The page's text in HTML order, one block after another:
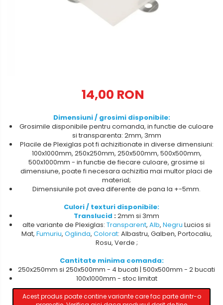
14,00 RON
Dimensiuni / grosimi disponibile:
Grosimile disponibile pentru comanda, in functie de culoare
si transparenta: 2mm, 3mm
Placile de Plexiglas pot fi achizitionate in diverse dimensiuni:
100x1000mm, 250x250mm, 250x500mm, 500x500mm,
500x1000mm - in functie de fiecare culoare, grosime si
dimensiune, poate fi necesara achizitia mai multor placi de
material;
Dimensiunile pot avea diferente de pana la +-5mm.
Culori / texturi disponibile:
Translucid :2mm si 3mm
alte variante de Plexiglas: Transparent, Alb, Negru Lucios si
Mat, Fumuriu, Oglinda, Colorat: Albastru, Galben, Portocaliu,
Rosu, Verde ;
Cantitate minima comanda:
250x250mm si 250x500mm - 4 bucati | 500x500mm - 2 bucati
100x1000mm - stoc limitat
Acest produs poate contine variante care fac parte dintr-o